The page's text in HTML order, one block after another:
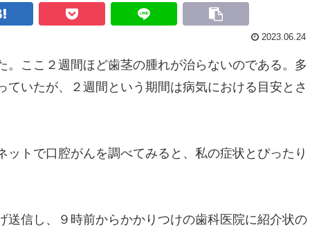
2023.06.24
ここ２週間ほど歯茎の腫れが治らないのである。多
いたが、２週間という期間は病気における目安とさ
トで口腔がんを調べてみると、私の症状とぴったり
信し、９時前からかかりつけの歯科医院に紹介状の